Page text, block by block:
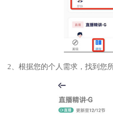
2、根据您的个人需求，找到您